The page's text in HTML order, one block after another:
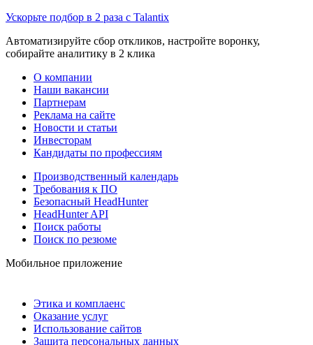
Ускорьте подбор в 2 раза с Talantix
Автоматизируйте сбор откликов, настройте воронку,
собирайте аналитику в 2 клика
О компании
Наши вакансии
Партнерам
Реклама на сайте
Новости и статьи
Инвесторам
Кандидаты по профессиям
Производственный календарь
Требования к ПО
Безопасный HeadHunter
HeadHunter API
Поиск работы
Поиск по резюме
Мобильное приложение
Этика и комплаенс
Оказание услуг
Использование сайтов
Защита персональных данных